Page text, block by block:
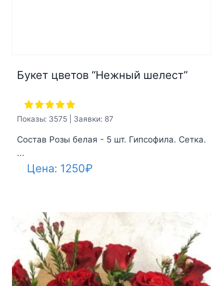
Букет цветов “Нежный шелест”
Показы: 3575 | Заявки: 87
Состав Розы белая - 5 шт. Гипсофила. Сетка.
...
Цена: 1250₽